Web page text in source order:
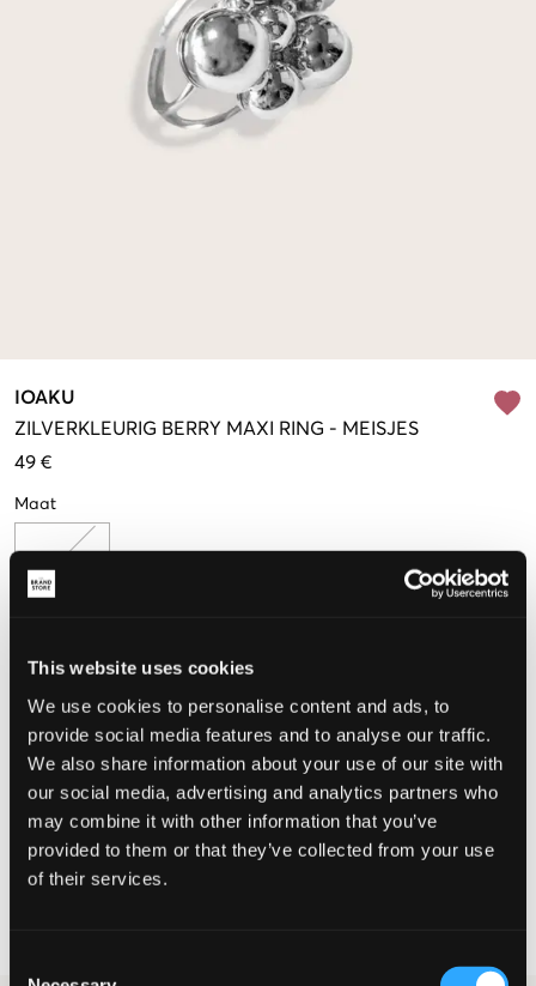
This website uses cookies
We use cookies to personalise content and ads, to
provide social media features and to analyse our traffic.
We also share information about your use of our site with
our social media, advertising and analytics partners who
may combine it with other information that you’ve
provided to them or that they’ve collected from your use
of their services.
IOAKU
ZILVERKLEURIG BERRY MAXI RING - MEISJES
49 €
Maat
De maat lijkt
Te klein Perfect
KIES EEN MAAT